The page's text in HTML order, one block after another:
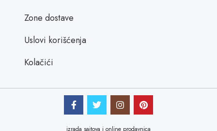
Zone dostave
Uslovi korišćenja
Kolačići
izrada sajtova i online prodavnica